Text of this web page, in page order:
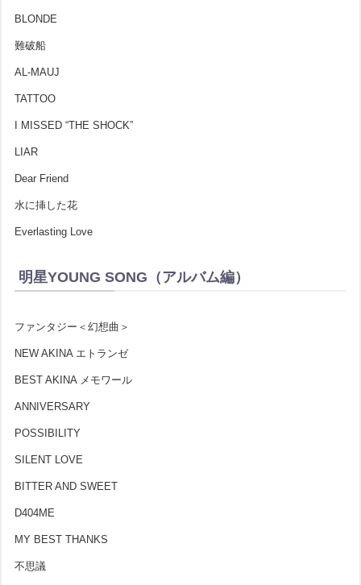
BLONDE
難破船
AL-MAUJ
TATTOO
I MISSED “THE SHOCK”
LIAR
Dear Friend
水に挿した花
Everlasting Love
明星YOUNG SONG（アルバム編）
ファンタジー＜幻想曲＞
NEW AKINA エトランゼ
BEST AKINA メモワール
ANNIVERSARY
POSSIBILITY
SILENT LOVE
BITTER AND SWEET
D404ME
MY BEST THANKS
不思議